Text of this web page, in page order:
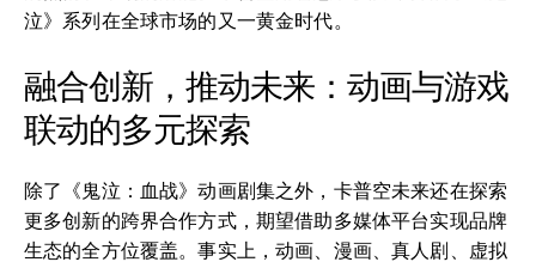
泣》系列在全球市场的又一黄金时代。
融合创新，推动未来：动画与游戏
联动的多元探索
除了《鬼泣：血战》动画剧集之外，卡普空未来还在探索
更多创新的跨界合作方式，期望借助多媒体平台实现品牌
生态的全方位覆盖。事实上，动画、漫画、真人剧、虚拟